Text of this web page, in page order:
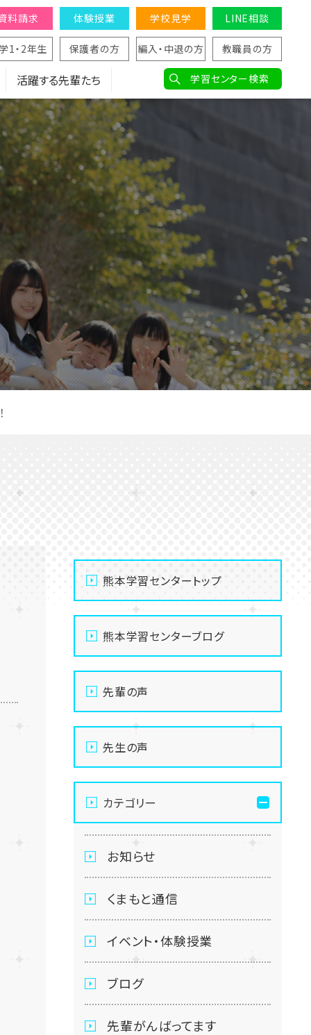
活躍する先輩たち
料請求 体験授業 学校見学 LINE相談
1・2年生 保護者の方 編入・中退の方 教職員の方
学習センター検索
熊本学習センタートップ
熊本学習センターブログ
先輩の声
先生の声
カテゴリー
お知らせ
くまもと通信
イベント・体験授業
ブログ
先輩がんばってます